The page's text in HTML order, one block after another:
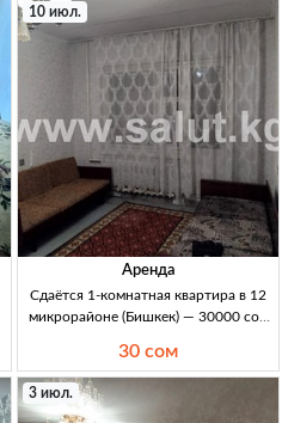
раскладн.
10 июл.
Аренда
Сдаётся 1-комнатная квартира в 12
микрорайоне (Бишкек) — 30000 сом
аренда 30000с/мес; депозит 10000с.
30 сом
3 июл.